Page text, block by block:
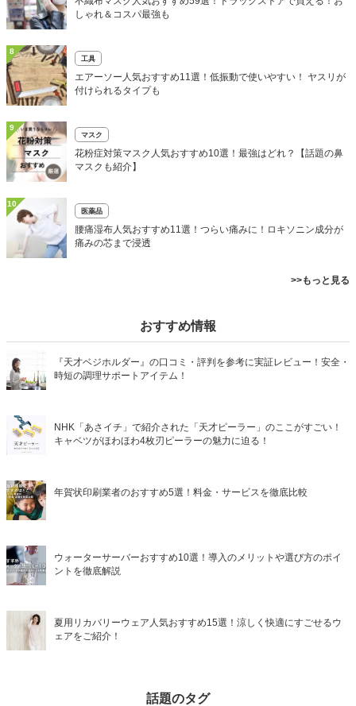
しゃれ＆コスパ最強も
8
工具
エアーソー人気おすすめ11選！低振動で使いやすい！ ヤスリが
付けられるタイプも
9
マスク
花粉症対策マスク人気おすすめ10選！最強はどれ？【話題の鼻
マスクも紹介】
10
医薬品
腰痛湿布人気おすすめ11選！つらい痛みに！ロキソニン成分が
痛みの芯まで浸透
>>もっと見る
おすすめ情報
『天才ベジホルダー』の口コミ・評判を参考に実証レビュー！安全・
時短の調理サポートアイテム！
NHK「あさイチ」で紹介された「天才ピーラー」のここがすごい！
キャベツがほわほわ4枚刃ピーラーの魅力に迫る！
年賀状印刷業者のおすすめ5選！料金・サービスを徹底比較
ウォーターサーバーおすすめ10選！導入のメリットや選び方のポイ
ントを徹底解説
夏用リカバリーウェア人気おすすめ15選！涼しく快適にすごせるウ
ェアをご紹介！
話題のタグ